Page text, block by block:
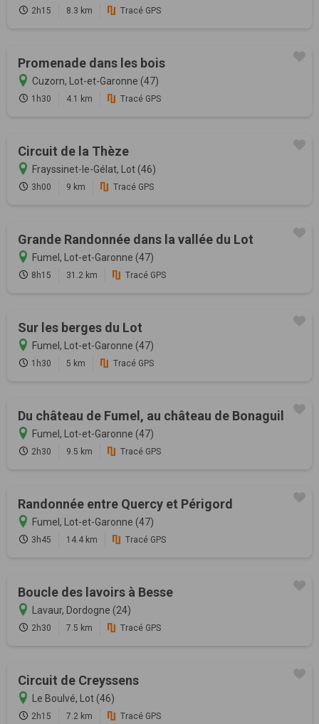
2h15 8.3 km Tracé GPS
Promenade dans les bois
Cuzorn, Lot-et-Garonne (47)
1h30 4.1 km Tracé GPS
Circuit de la Thèze
Frayssinet-le-Gélat, Lot (46)
3h00 9 km Tracé GPS
Grande Randonnée dans la vallée du Lot
Fumel, Lot-et-Garonne (47)
8h15 31.2 km Tracé GPS
Sur les berges du Lot
Fumel, Lot-et-Garonne (47)
1h30 5 km Tracé GPS
Du château de Fumel, au château de Bonaguil
Fumel, Lot-et-Garonne (47)
2h30 9.5 km Tracé GPS
Randonnée entre Quercy et Périgord
Fumel, Lot-et-Garonne (47)
3h45 14.4 km Tracé GPS
Boucle des lavoirs à Besse
Lavaur, Dordogne (24)
2h30 7.5 km Tracé GPS
Circuit de Creyssens
Le Boulvé, Lot (46)
2h15 7.2 km Tracé GPS